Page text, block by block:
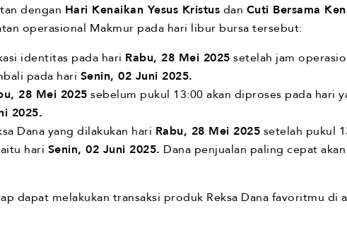
dengan Hari Kenaikan Yesus Kristus dan Cuti Bersama
operasional Makmur pada hari libur bursa tersebut:
identitas pada hari Rabu, 28 Mei 2025 setelah jam
pada hari Senin, 02 Juni 2025.
28 Mei 2025 sebelum pukul 13:00 akan diproses pada hari
2025.
Dana yang dilakukan hari Rabu, 28 Mei 2025 setelah pukul
hari Senin, 02 Juni 2025. Dana penjualan paling cepat
dapat melakukan transaksi produk Reksa Dana favoritmu di